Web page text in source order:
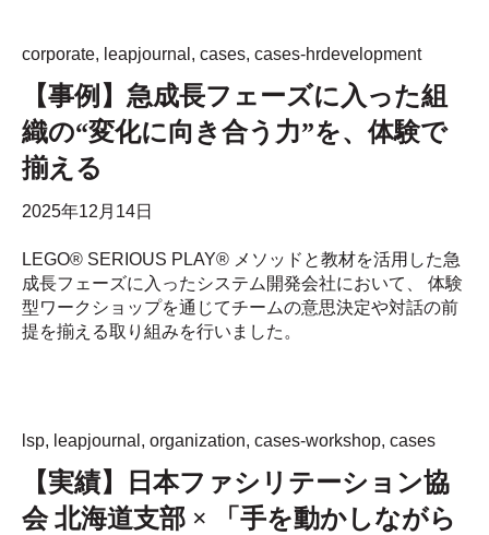
corporate, leapjournal , cases, cases-hrdevelopment
【事例】急成長フェーズに入った組
織の“変化に向き合う力”を、体験で
揃える
2025年12月14日
LEGO® SERIOUS PLAY® メソッドと教材を活用した急
成長フェーズに入ったシステム開発会社において、 体験
型ワークショップを通じてチームの意思決定や対話の前
提を揃える取り組みを行いました。
lsp, leapjournal , organization, cases-workshop, cases
【実績】日本ファシリテーション協
会 北海道支部 × 「手を動かしながら